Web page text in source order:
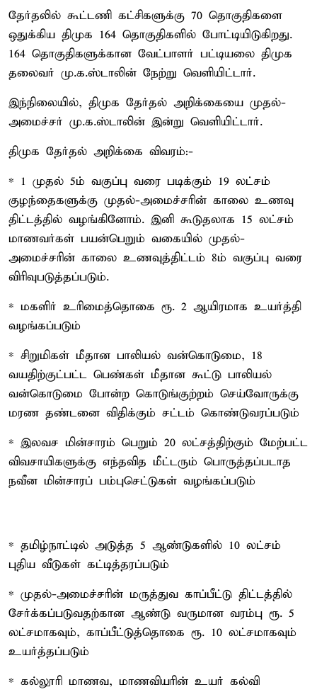
தேர்தலில் கூட்டணி கட்சிகளுக்கு 70 தொகுதிகளை
ஒதுக்கிய திமுக 164 தொகுதிகளில் போட்டியிடுகிறது.
164 தொகுதிகளுக்கான வேட்பாளர் பட்டியலை திமுக
தலைவர் மு.க.ஸ்டாலின் நேற்று வெளியிட்டார்.
இந்நிலையில், திமுக தேர்தல் அறிக்கையை முதல்-
அமைச்சர் மு.க.ஸ்டாலின் இன்று வெளியிட்டார்.
திமுக தேர்தல் அறிக்கை விவரம்:-
* 1 முதல் 5ம் வகுப்பு வரை படிக்கும் 19 லட்சம்
குழந்தைகளுக்கு முதல்-அமைச்சரின் காலை உணவு
திட்டத்தில் வழங்கினோம். இனி கூடுதலாக 15 லட்சம்
மாணவர்கள் பயன்பெறும் வகையில் முதல்-
அமைச்சரின் காலை உணவுத்திட்டம் 8ம் வகுப்பு வரை
விரிவுபடுத்தப்படும்.
* மகளிர் உரிமைத்தொகை ரூ. 2 ஆயிரமாக உயர்த்தி
வழங்கப்படும்
* சிறுமிகள் மீதான பாலியல் வன்கொடுமை, 18
வயதிற்குட்பட்ட பெண்கள் மீதான கூட்டு பாலியல்
வன்கொடுமை போன்ற கொடுங்குற்றம் செய்வோருக்கு
மரண தண்டனை விதிக்கும் சட்டம் கொண்டுவரப்படும்
* இலவச மின்சாரம் பெறும் 20 லட்சத்திற்கும் மேற்பட்ட
விவசாயிகளுக்கு எந்தவித மீட்டரும் பொருத்தப்படாத
நவீன மின்சாரப் பம்புசெட்டுகள் வழங்கப்படும்
* தமிழ்நாட்டில் அடுத்த 5 ஆண்டுகளில் 10 லட்சம்
புதிய வீடுகள் கட்டித்தரப்படும்
* முதல்-அமைச்சரின் மருத்துவ காப்பீட்டு திட்டத்தில்
சேர்க்கப்படுவதற்கான ஆண்டு வருமான வரம்பு ரூ. 5
லட்சமாகவும், காப்பீட்டுத்தொகை ரூ. 10 லட்சமாகவும்
உயர்த்தப்படும்
* கல்லூரி மாணவ, மாணவியரின் உயர் கல்வி